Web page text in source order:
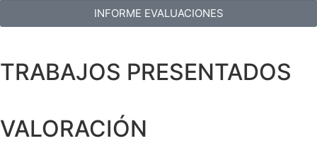
INFORME EVALUACIONES
TRABAJOS PRESENTADOS
VALORACIÓN